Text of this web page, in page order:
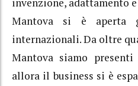
Mantova si è aperta
internazionali. Da oltre
Mantova siamo
allora il business si è